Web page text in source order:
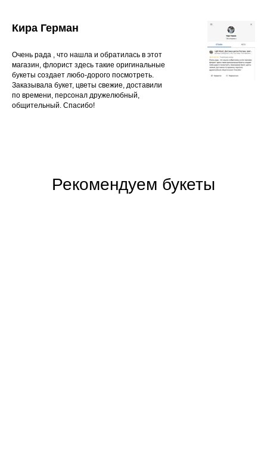
Кира Герман
Очень рада , что нашла и обратилась в этот
магазин, флорист здесь такие оригинальные
букеты создает любо-дорого посмотреть.
Заказывала букет, цветы свежие, доставили
по времени, персонал дружелюбный,
общительный. Спасибо!
Рекомендуем букеты